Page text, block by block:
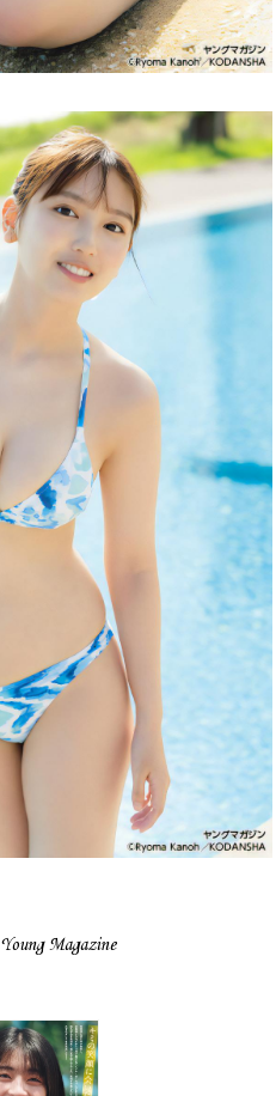
Young Magazine